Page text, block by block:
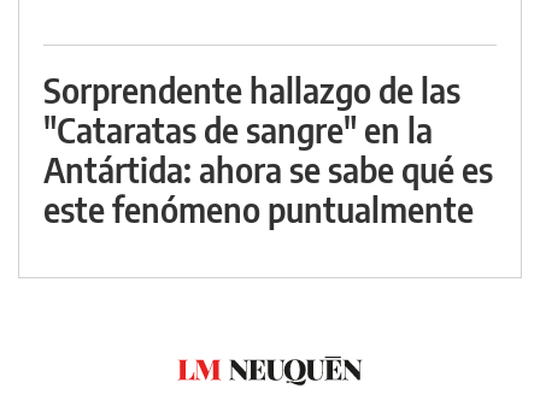
Sorprendente hallazgo de las
"Cataratas de sangre" en la
Antártida: ahora se sabe qué es
este fenómeno puntualmente